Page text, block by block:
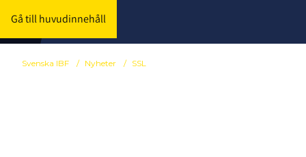
Gå till huvudinnehåll
Svenska IBF / Nyheter / SSL